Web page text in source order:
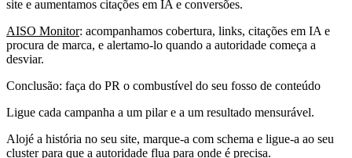
site e aumentamos citações em IA e conversões.
AISO Monitor: acompanhamos cobertura, links, citações em IA e
procura de marca, e alertamo-lo quando a autoridade começa a
desviar.
Conclusão: faça do PR o combustível do seu fosso de conteúdo
Ligue cada campanha a um pilar e a um resultado mensurável.
Alojé a história no seu site, marque-a com schema e ligue-a ao seu
cluster para que a autoridade flua para onde é precisa.